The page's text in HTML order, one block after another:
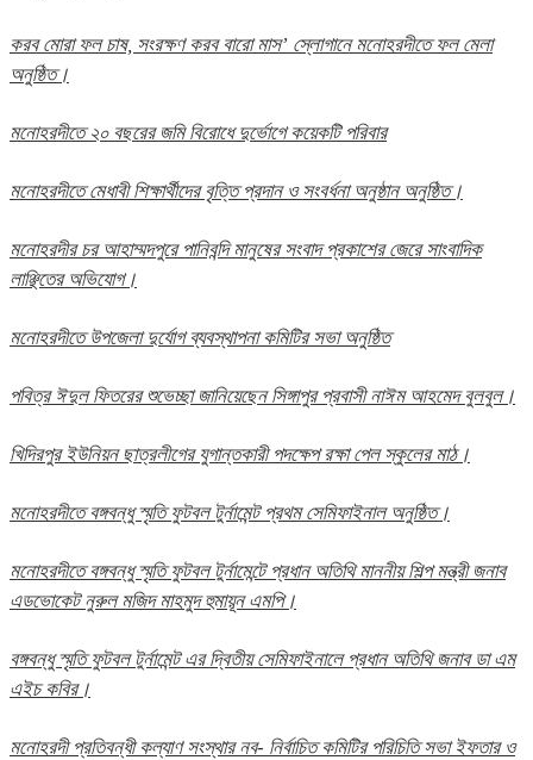
করব মোরা ফল চাষ, সংরক্ষণ করব বারো মাস’ স্লোগানে মনোহরদীতে ফল মেলা
অনুষ্ঠিত।
মনোহরদীতে ২০ বছরের জমি বিরোধে দুর্ভোগে কয়েকটি পরিবার
মনোহরদীতে মেধাবী শিক্ষার্থীদের বৃত্তি প্রদান ও সংবর্ধনা অনুষ্ঠান অনুষ্ঠিত।
মনোহরদীর চর আহাম্মদপুরে পানিবন্দি মানুষের সংবাদ প্রকাশের জেরে সাংবাদিক
লাঞ্ছিতের অভিযোগ।
মনোহরদীতে উপজেলা দুর্যোগ ব্যবস্থাপনা কমিটির সভা অনুষ্ঠিত
পবিত্র ঈদুল ফিতরের শুভেচ্ছা জানিয়েছেন সিঙ্গাপুর প্রবাসী নাঈম আহমেদ বুলবুল।
খিদিরপুর ইউনিয়ন ছাত্রলীগের যুগান্তকারী পদক্ষেপ রক্ষা পেল স্কুলের মাঠ।
মনোহরদীতে বঙ্গবন্ধু স্মৃতি ফুটবল টুর্নামেন্ট প্রথম সেমিফাইনাল অনুষ্ঠিত।
মনোহরদীতে বঙ্গবন্ধু স্মৃতি ফুটবল টুর্নামেন্টে প্রধান অতিথি মাননীয় শিল্প মন্ত্রী জনাব
এডভোকেট নুরুল মজিদ মাহমুদ হুমায়ূন এমপি।
বঙ্গবন্ধু স্মৃতি ফুটবল টুর্নামেন্ট এর দ্বিতীয় সেমিফাইনালে প্রধান অতিথি জনাব ডা এম
এইচ কবির।
মনোহরদী প্রতিবন্ধী কল্যাণ সংস্থার নব- নির্বাচিত কমিটির পরিচিতি সভা ইফতার ও